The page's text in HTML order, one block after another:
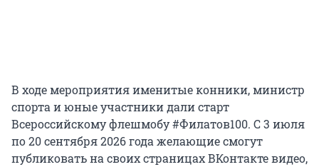
В ходе мероприятия именитые конники, министр
спорта и юные участники дали старт
Всероссийскому флешмобу #Филатов100. С 3 июля
по 20 сентября 2026 года желающие смогут
публиковать на своих страницах ВКонтакте видео,